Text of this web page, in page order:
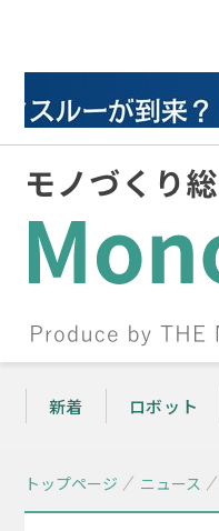
新着 ロボット
トップページ ニュース